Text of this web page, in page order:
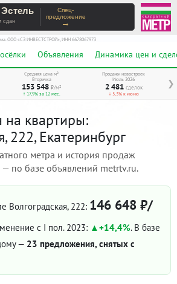
сдан
Спец-
предложение
→
ООО «СЗ ИНВЕСТСТРОЙ», ИНН 6678067973
Объявления Динамика цен и
❯
Средняя цена м²
Вторичка
153 548 ₽/м²
↑ 17,9% за 12 мес.
Продажи новостроек
Июль 2026
2 481 сделок
↓ 5,3% к июню
квартиры:
222, Екатеринбург
метра и история продаж
по базе объявлений metrtv.ru.
Волгоградская, 222: 146 648 ₽/
с I пол. 2023: +14,4%. В базе
— 23 предложения, снятых с